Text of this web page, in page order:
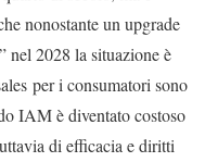
nonostante un upgrade
nel 2028 la situazione è
per i consumatori sono
IAM è diventato costoso
di efficacia e diritti